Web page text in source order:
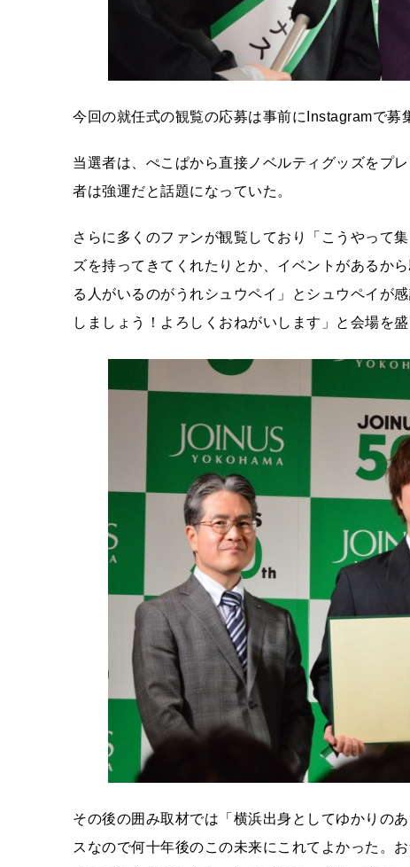
今回の就任式の観覧の応募は事前にInstagramで募
当選者は、ぺこぱから直接ノベルティグッズをプ
者は強運だと話題になっていた。
さらに多くのファンが観覧しており「こうやって
ズを持ってきてくれたりとか、イベントがあるか
る人がいるのがうれシュウペイ」とシュウペイが
しましょう！よろしくおねがいします」と会場を盛
その後の囲み取材では「横浜出身としてゆかりの
スなので何十年後のこの未来にこれてよかった。